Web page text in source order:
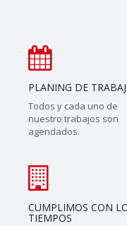
PLANING DE
Todos y cada uno de
nuestro trabajos son
agendados.
CUMPLIMOS CON
TIEMPOS